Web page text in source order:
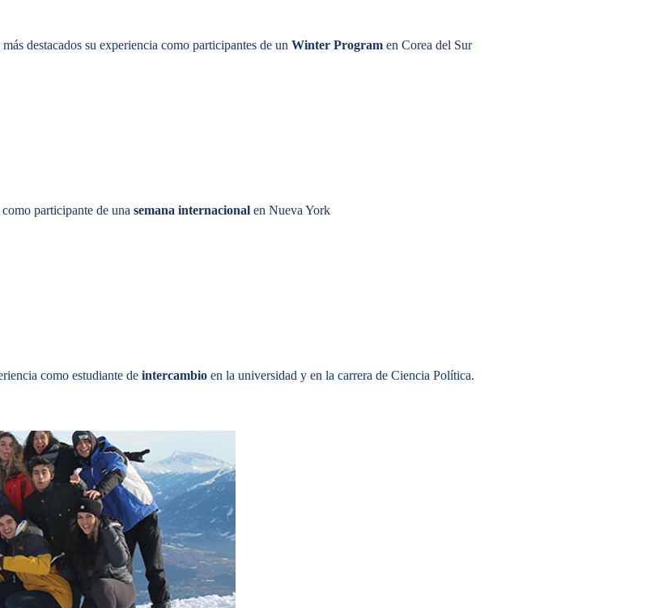
destacados su experiencia como participantes de un Winter Program en Corea del Sur
participante de una semana internacional en Nueva York
como estudiante de intercambio en la universidad y en la carrera de Ciencia Política.